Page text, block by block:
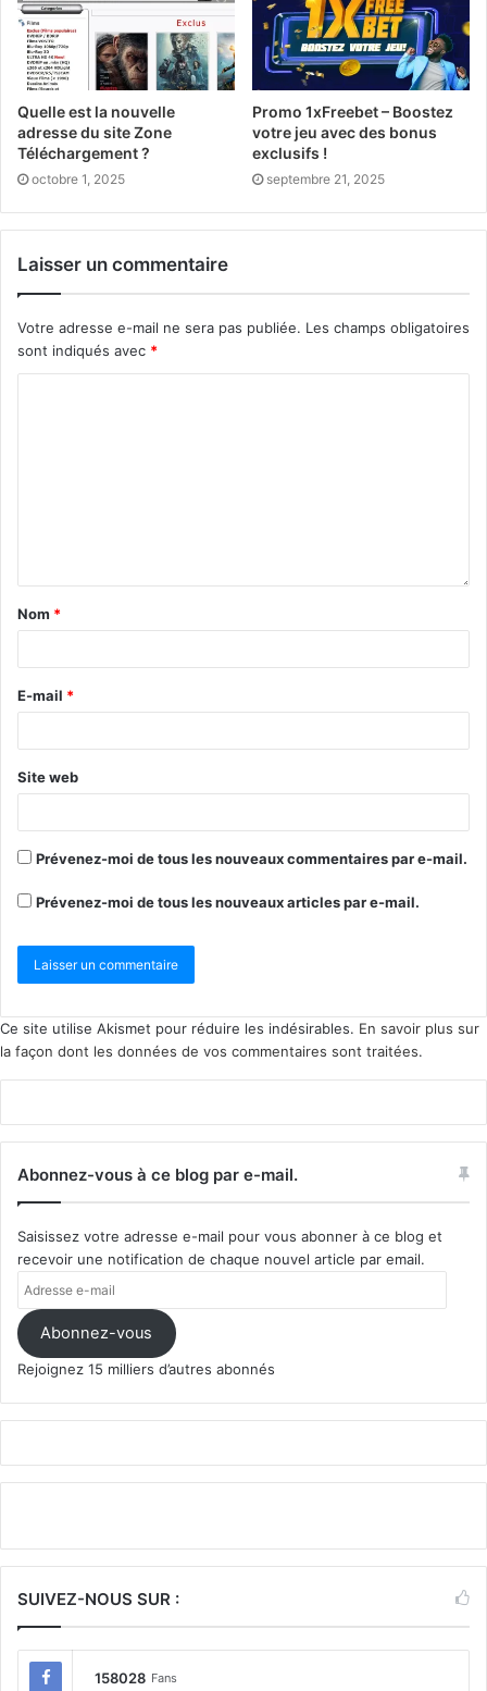
Quelle est la nouvelle
adresse du site Zone
Téléchargement ?
octobre 1, 2025
Promo 1xFreebet – Boostez
votre jeu avec des bonus
exclusifs !
septembre 21, 2025
Laisser un commentaire
Votre adresse e-mail ne sera pas publiée. Les champs obligatoires
sont indiqués avec *
Nom *
E-mail *
Site web
Prévenez-moi de tous les nouveaux commentaires par e-mail.
Prévenez-moi de tous les nouveaux articles par e-mail.
Ce site utilise Akismet pour réduire les indésirables. En savoir plus sur
la façon dont les données de vos commentaires sont traitées.
Abonnez-vous à ce blog par e-mail.
Saisissez votre adresse e-mail pour vous abonner à ce blog et
recevoir une notification de chaque nouvel article par email.
Adresse
e-
mail Abonnez-vous
Rejoignez 15 milliers d’autres abonnés
SUIVEZ-NOUS SUR :
158028 Fans